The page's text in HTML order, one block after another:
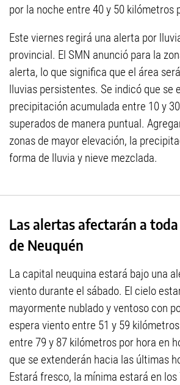
por la noche entre 40 y 50 kilómetros
Este viernes regirá una alerta por
provincial. El SMN anunció para la
alerta, lo que significa que el área
lluvias persistentes. Se indicó que se
precipitación acumulada entre 10 y
superados de manera puntual.
zonas de mayor elevación, la
forma de lluvia y nieve mezclada.
Las alertas afectarán a
de Neuquén
La capital neuquina estará bajo una
viento durante el sábado. El cielo
mayormente nublado y ventoso con
espera viento entre 51 y 59
entre 79 y 87 kilómetros por hora en
que se extenderán hacia las últimas
Estará fresco, la mínima estará en los